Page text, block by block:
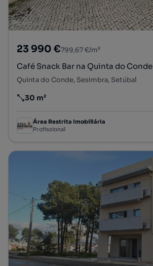
23 990 €799,67 €/m²
Café Snack Bar na Quinta do Conde
Quinta do Conde, Sesimbra, Setúbal
Preço por metro quadrado
30 m²
Área Restrita Imobiliária
Profissional